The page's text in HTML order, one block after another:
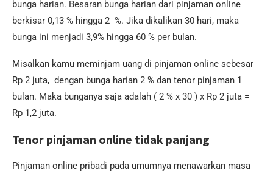
bunga harian. Besaran bunga harian dari pinjaman online
berkisar 0,13 % hingga 2 %. Jika dikalikan 30 hari, maka
bunga ini menjadi 3,9% hingga 60 % per bulan.
Misalkan kamu meminjam uang di pinjaman online sebesar
Rp 2 juta, dengan bunga harian 2 % dan tenor pinjaman 1
bulan. Maka bunganya saja adalah ( 2 % x 30 ) x Rp 2 juta =
Rp 1,2 juta.
Tenor pinjaman online tidak panjang
Pinjaman online pribadi pada umumnya menawarkan masa